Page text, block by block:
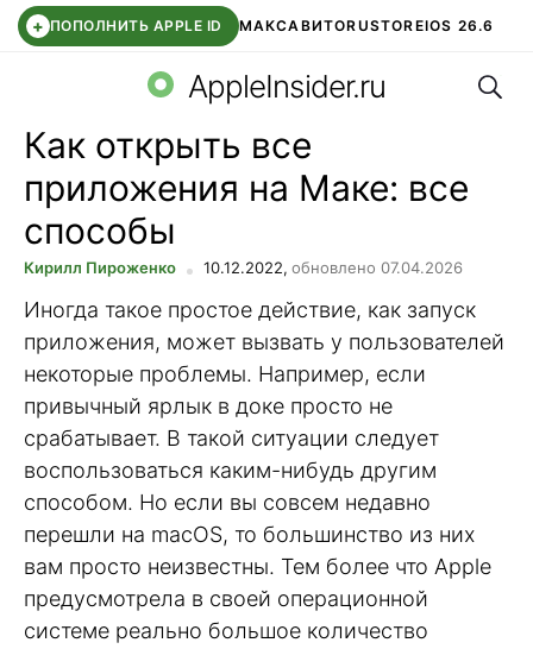
+ ПОПОЛНИТЬ APPLE ID МАКСАВИТОRUSTOREIOS 26.6
СБЕР КИДС ВТБ ОНЛАЙН ЧАТ В ROBLOX
AppleInsider.ru
Как открыть все
приложения на Маке: все
способы
Кирилл Пироженко 10.12.2022, обновлено 07.04.2026
Иногда такое простое действие, как запуск
приложения, может вызвать у пользователей
некоторые проблемы. Например, если
привычный ярлык в доке просто не
срабатывает. В такой ситуации следует
воспользоваться каким-нибудь другим
способом. Но если вы совсем недавно
перешли на macOS, то большинство из них
вам просто неизвестны. Тем более что Apple
предусмотрела в своей операционной
системе реально большое количество